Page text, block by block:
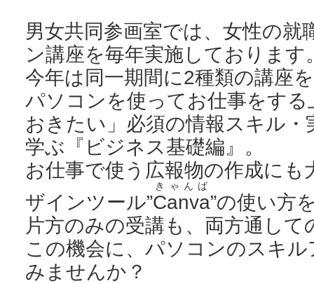
男女共同参画室では、女性の
ン講座を毎年実施しております
今年は同一期間に2種類の講座
パソコンを使ってお仕事をす
おきたい」必須の情報スキル
学ぶ『ビジネス基礎編』。
お仕事で使う広報物の作成にも
ザインツール”Canva
きゃんば
”の使い方
片方のみの受講も、両方通して
この機会に、パソコンのスキ
みませんか？